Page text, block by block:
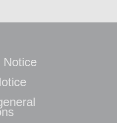
Notice